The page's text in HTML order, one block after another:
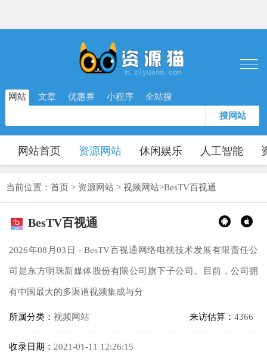
网站 文章 优惠券 小程序 全站搜
搜网站
网站首页 资源网站 休闲娱乐 人工智能
当前位置： 首页 > 资源网站 > 视频网站>BesTV百视通
BesTV百视通
2026年08月03日 - BesTV百视通网络电视技术发展有限责任公
司是东方明珠新媒体股份有限公司旗下子公司。目前，公司拥
有中国最大的多渠道视频集成与分
所属分类： 视频网站 来访估算： 4366
收录日期： 2021-01-11 12:26:15